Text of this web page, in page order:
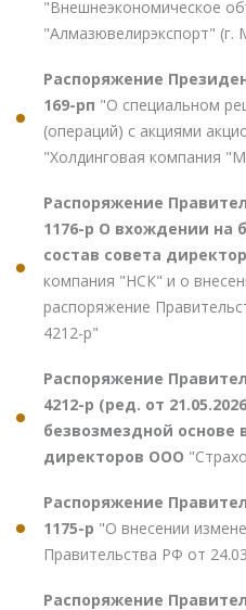
"Внешнеэкономическое
"Алмазювелирэкспорт" (г.
Распоряжение
169-рп "О специальном
(операций) с акциями
"Холдинговая компания
Распоряжение
1176-р О вхождении на
состав совета
компания "НСК" и о
распоряжение
4212-р"
Распоряжение
4212-р (ред. от
безвозмездной основе
директоров ООО
Распоряжение
1175-р "О внесении
Правительства РФ от
Распоряжение